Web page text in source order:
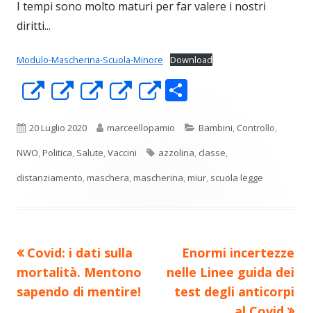
I tempi sono molto maturi per far valere i nostri
diritti...
Modulo-Mascherina-Scuola-Minore Download
Apre
una
nuova
finestra
Apre
una
nuova
finestra
Apre
una
nuova
finestra
Apre
una
nuova
finestra
Apre
una
nuova
finestra
n
di
vi
Pubblicato
20 Luglio 2020 Autore
marceellopamio Categorie
Bambini, Controllo,
NWO,Politica, Salute,Vaccini Tag
azzolina, classe,
distanziamento,maschera,mascherina,miur, scuola legge
Navigazione
articoli
Precedente
articolo:
Covid: i dati sulla
mortalità. Mentono
sapendo di mentire!
Nuovo
articolo:
Enormi incertezze
nelle Linee guida dei
test degli anticorpi